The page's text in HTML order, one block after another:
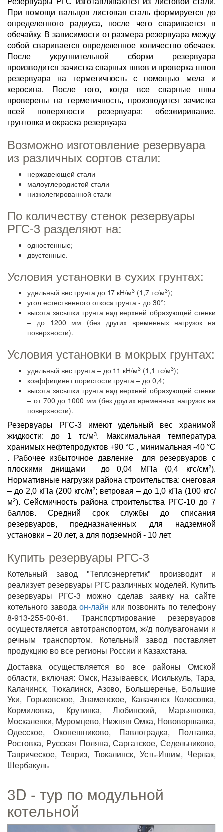
Резервуары РГС изготавливаются из листовой стали.
При помощи вальцов листовая сталь формируется до
определенного радиуса, после чего сваривается в
обечайку. В зависимости от размера резервуара между
собой сваривается определенное количество обечаек.
После укрупнительной сборки резервуара
производится зачистка сварных швов и проверка швов
резервуара на герметичность с помощью мела и
керосина. После того, когда все сварные швы
проверены на герметичность, производится зачистка
всей поверхности резервуара: обезжиривание,
грунтовка и окраска резервуара
Возможно изготовление резервуара
из различных сортов стали:
нержавеющей стали
малоуглеродистой стали
низколегированной стали
По количеству стенок резервуары
РГС-3 разделяют на:
одностенные;
двустенные.
Условия установки в сухих грунтах:
удельный вес грунта до 17 кН/м3 (1,7 тс/м3);
угол естественного откоса грунта - до 30°;
высота засыпки грунта над верхней образующей стенки
– до 1200 мм (без других временных нагрузок на
поверхности).
Условия установки в мокрых грунтах:
удельный вес грунта – до 11 кН/м3 (1,1 тс/м3);
коэффициент пористости грунта – до 0,4;
высота засыпки грунта над верхней образующей стенки
– от 700 до 1000 мм (без других временных нагрузок на
поверхности).
Резервуары РГС-3 имеют удельный вес хранимой
жидкости: до 1 тс/м3. Максимальная температура
хранимых нефтепродуктов +90 °С , минимальная -40 °С
. Рабочее избыточное давление для резервуаров с
плоскими днищами до 0,04 МПа (0,4 кгс/см2).
Нормативные нагрузки района строительства: снеговая
– до 2,0 кПа (200 кгс/м2; ветровая – до 1,0 кПа (100 кгс/
м2). Сейсмичность района строительства РГС-10 до 7
баллов. Средний срок службы до списания
резервуаров, предназначенных для надземной
установки – 20 лет, а для подземной - 10 лет.
Купить резервуары РГС-3
Котельный завод "Теплоэнергетик" производит и
реализует резервуары РГС различных моделей. Купить
резервуары РГС-3 можно сделав заявку на сайте
котельного завода он-лайн или позвонить по телефону
8-913-255-00-81. Транспортирование резервуаров
осуществляется автотранспортом, ж/д полувагонами и
речным транспортом. Котельный завод поставляет
продукцию во все регионы России и Казахстана.
Доставка осуществляется во все районы Омской
области, включая: Омск, Называевск, Исилькуль, Тара,
Калачинск, Тюкалинск, Азово, Большеречье, Большие
Уки, Горьковское, Знаменское, Калачинск Колосовка,
Кормиловка, Крутинка, Любинский, Марьяновка,
Москаленки, Муромцево, Нижняя Омка, Нововоршавка,
Одесское, Оконешниково, Павлоградка, Полтавка,
Ростовка, Русская Поляна, Саргатское, Седельниково,
Таврическое, Тевриз, Тюкалинск, Усть-Ишим, Черлак,
Шербакуль
3D - тур по модульной
котельной